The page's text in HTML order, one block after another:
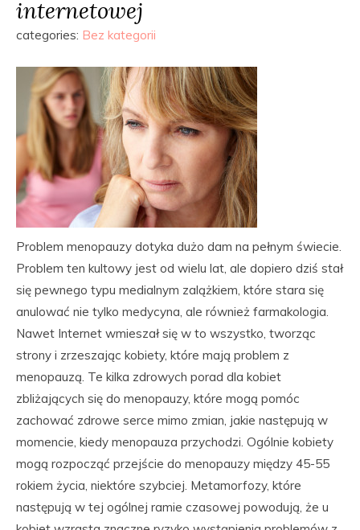
internetowej
categories: Bez kategorii
Problem menopauzy dotyka dużo dam na pełnym świecie.
Problem ten kultowy jest od wielu lat, ale dopiero dziś stał
się pewnego typu medialnym zalążkiem, które stara się
anulować nie tylko medycyna, ale również farmakologia.
Nawet Internet wmieszał się w to wszystko, tworząc
strony i zrzeszając kobiety, które mają problem z
menopauzą. Te kilka zdrowych porad dla kobiet
zbliżających się do menopauzy, które mogą pomóc
zachować zdrowe serce mimo zmian, jakie następują w
momencie, kiedy menopauza przychodzi. Ogólnie kobiety
mogą rozpocząć przejście do menopauzy między 45-55
rokiem życia, niektóre szybciej. Metamorfozy, które
następują w tej ogólnej ramie czasowej powodują, że u